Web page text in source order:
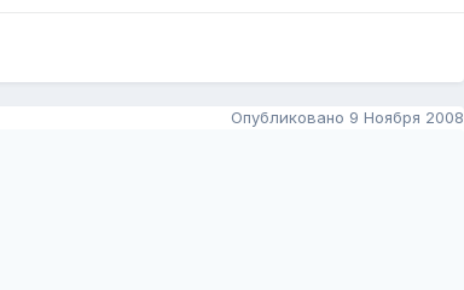
Опубликовано 9 Ноября 2008